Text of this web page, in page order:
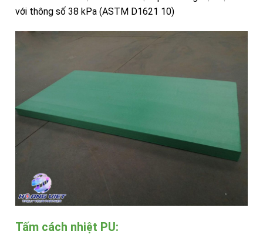
với thông số 38 kPa (ASTM D1621 10)
Tấm cách nhiệt PU: